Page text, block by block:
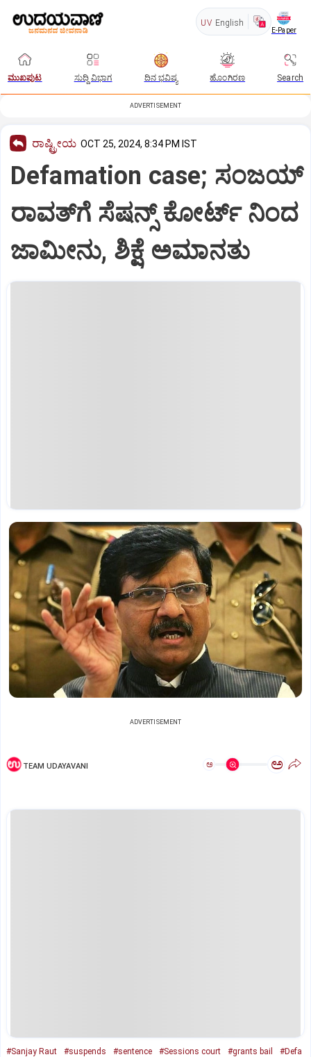
UV English
E-Paper
ಮುಖಪುಟ ಸುದ್ದಿ ವಿಭಾಗ ದಿನ ಭವಿಷ್ಯ ಹೊಂಗಿರಣ Search
ADVERTISEMENT
ರಾಷ್ಟ್ರೀಯ OCT 25, 2024, 8:34 PM IST
Defamation case; ಸಂಜಯ್
ರಾವತ್‌ಗೆ ಸೆಷನ್ಸ್ ಕೋರ್ಟ್ ನಿಂದ
ಜಾಮೀನು, ಶಿಕ್ಷೆ ಅಮಾನತು
ADVERTISEMENT
TEAM UDAYAVANI ಅ ಅ
#Sanjay Raut #suspends #sentence #Sessions court #grants bail
#Defa